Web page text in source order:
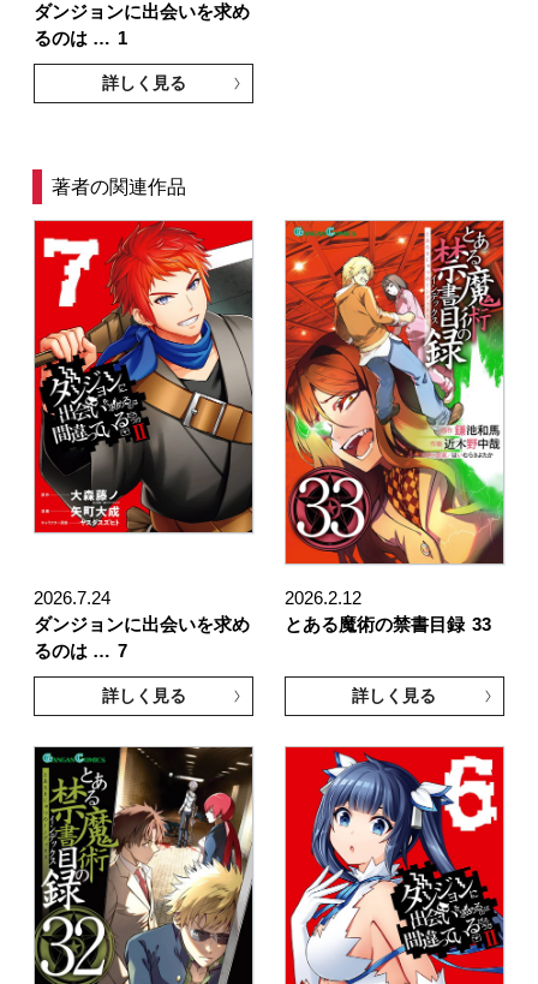
ダンジョンに出会いを求め
るのは … 1
詳しく見る
著者の関連作品
2026.7.24
ダンジョンに出会いを求め
るのは … 7
詳しく見る
2026.2.12
とある魔術の禁書目録 33
詳しく見る